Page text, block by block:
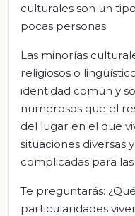
culturales son un
pocas personas.
Las minorías
religiosos o
identidad común y
numerosos que el
del lugar en el que
situaciones diversas
complicadas para
Te preguntarás:
particularidades